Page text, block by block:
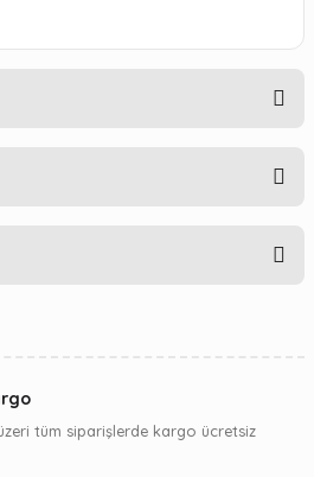
ederiz.
tüm siparişlerde kargo ücretsiz